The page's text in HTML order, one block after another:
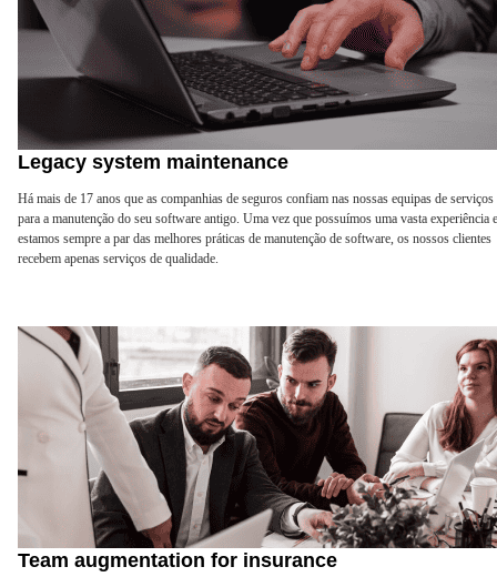
Legacy system maintenance
Há mais de 17 anos que as companhias de seguros confiam nas nossas equipas de serviços
para a manutenção do seu software antigo. Uma vez que possuímos uma vasta experiência e
estamos sempre a par das melhores práticas de manutenção de software, os nossos clientes
recebem apenas serviços de qualidade.
Team augmentation for insurance